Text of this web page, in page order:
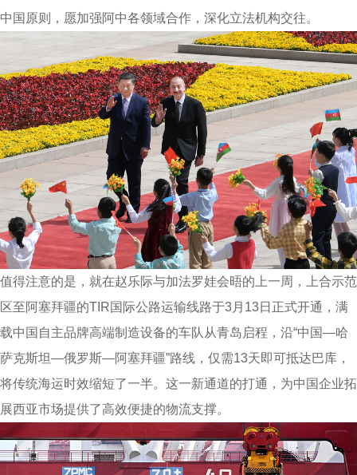
中国原则，愿加强阿中各领域合作，深化立法机构交往。
值得注意的是，就在赵乐际与加法罗娃会晤的上一周，上合示范
区至阿塞拜疆的TIR国际公路运输线路于3月13日正式开通，满
载中国自主品牌高端制造设备的车队从青岛启程，沿“中国—哈
萨克斯坦—俄罗斯—阿塞拜疆”路线，仅需13天即可抵达巴库，
将传统海运时效缩短了一半。这一新通道的打通，为中国企业拓
展西亚市场提供了高效便捷的物流支撑。